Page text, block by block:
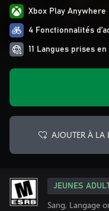
Xbox Play Anywhere
4 Fonctionnalités
11 Langues prises en
AJOUTER À LA
JEUNES
Sang, Langage